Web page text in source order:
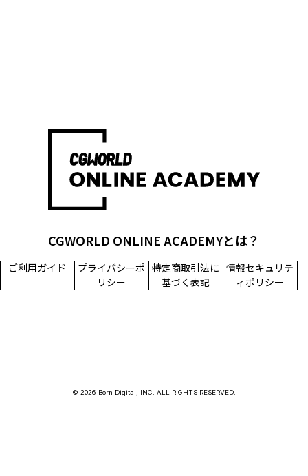
CGWORLD ONLINE ACADEMYとは？
ご利用ガイド
プライバシーポ
リシー
特定商取引法に
基づく表記
情報セキュリテ
ィポリシー
© 2026 Born Digital, INC. ALL RIGHTS RESERVED.